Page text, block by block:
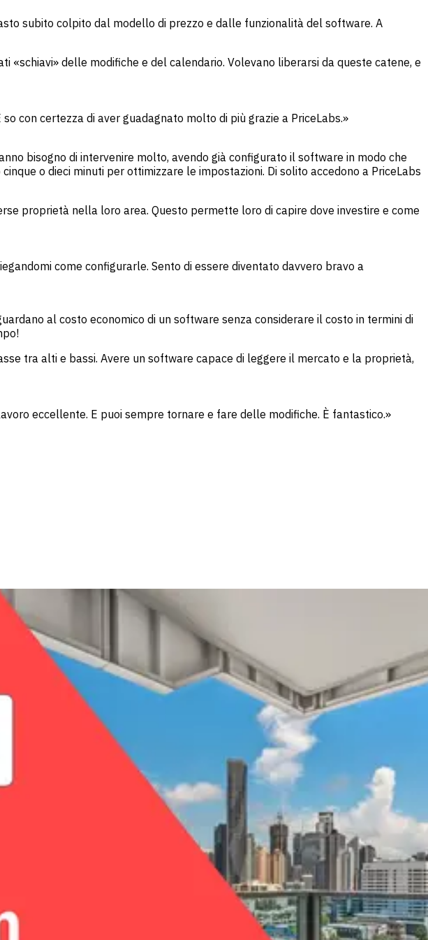
subito colpito dal modello di prezzo e dalle funzionalità del software. A
delle modifiche e del calendario. Volevano liberarsi da queste catene, e
con certezza di aver guadagnato molto di più grazie a PriceLabs.»
bisogno di intervenire molto, avendo già configurato il software in modo che
o dieci minuti per ottimizzare le impostazioni. Di solito accedono a PriceLabs
proprietà nella loro area. Questo permette loro di capire dove investire e come
come configurarle. Sento di essere diventato davvero bravo a
al costo economico di un software senza considerare il costo in termini di
tra alti e bassi. Avere un software capace di leggere il mercato e la proprietà,
eccellente. E puoi sempre tornare e fare delle modifiche. È fantastico.»